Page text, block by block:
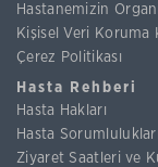
Hastanemizin
Kişisel Veri Koruma
Çerez Politikası
Hasta Rehberi
Hasta Hakları
Hasta Sorumlulukları
Ziyaret Saatleri ve